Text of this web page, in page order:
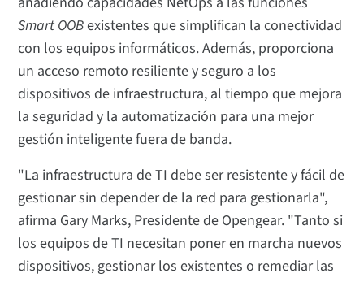
Smart OOBexistentes que simplifican la conectividad
con los equipos informáticos. Además, proporciona
un acceso remoto resiliente y seguro a los
dispositivos de infraestructura, al tiempo que mejora
la seguridad y la automatización para una mejor
gestión inteligente fuera de banda.
"La infraestructura de TI debe ser resistente y fácil de
gestionar sin depender de la red para gestionarla",
afirma Gary Marks, Presidente de Opengear. "Tanto si
los equipos de TI necesitan poner en marcha nuevos
dispositivos, gestionar los existentes o remediar las